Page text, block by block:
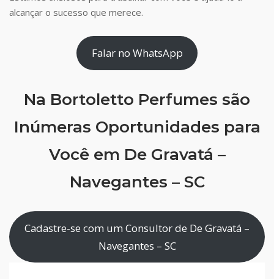
alcançar o sucesso que merece.
Falar no WhatsApp
Na Bortoletto Perfumes são
Inúmeras Oportunidades para
Você em De Gravatá –
Navegantes – SC
Cadastre-se com um Consultor de De Gravatá –
Navegantes – SC